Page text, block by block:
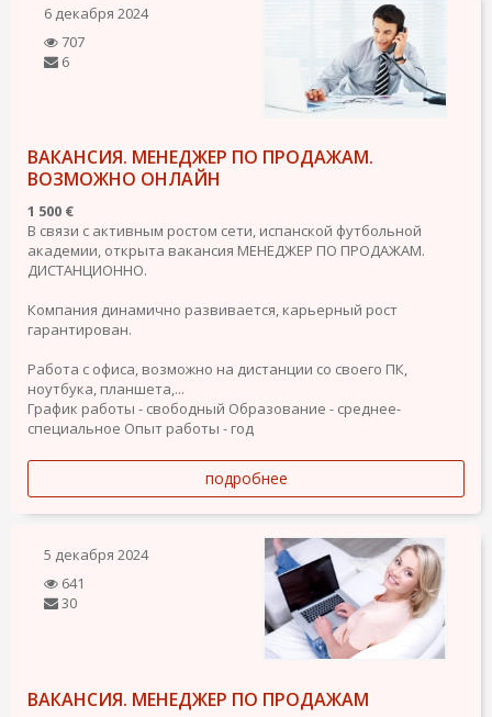
6 декабря 2024
707
6
ВАКАНСИЯ. МЕНЕДЖЕР ПО ПРОДАЖАМ.
ВОЗМОЖНО ОНЛАЙН
1 500 €
В связи с активным ростом сети, испанской футбольной
академии, открыта вакансия МЕНЕДЖЕР ПО ПРОДАЖАМ.
ДИСТАНЦИОННО.
Компания динамично развивается, карьерный рост
гарантирован.
Работа с офиса, возможно на дистанции со своего ПК,
ноутбука, планшета,...
График работы - свободный Образование - среднее-
специальное Опыт работы - год
подробнее
5 декабря 2024
641
30
ВАКАНСИЯ. МЕНЕДЖЕР ПО ПРОДАЖАМ